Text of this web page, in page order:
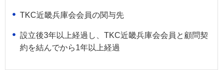
TKC近畿兵庫会会員の関与先
設立後3年以上経過し、TKC近畿兵庫会会員と顧問契
約を結んでから1年以上経過